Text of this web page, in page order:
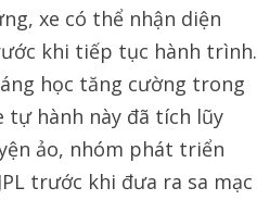
xe có thể nhận diện
khi tiếp tục hành trình.
học tăng cường trong
tự hành này đã tích lũy
ảo, nhóm phát triển
trước khi đưa ra sa mạc